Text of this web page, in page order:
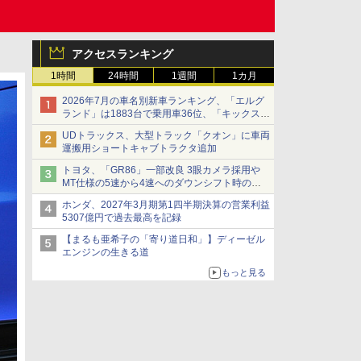
アクセスランキング
1時間 24時間 1週間 1カ月
2026年7月の車名別新車ランキング、「エルグ
ランド」は1883台で乗用車36位、「キックス」
は2591台で27位に
UDトラックス、大型トラック「クオン」に車両
運搬用ショートキャブトラクタ追加
トヨタ、「GR86」一部改良 3眼カメラ採用や
MT仕様の5速から4速へのダウンシフト時の操
作性向上など
ホンダ、2027年3月期第1四半期決算の営業利益
5307億円で過去最高を記録
【まるも亜希子の「寄り道日和」】ディーゼル
エンジンの生きる道
もっと見る